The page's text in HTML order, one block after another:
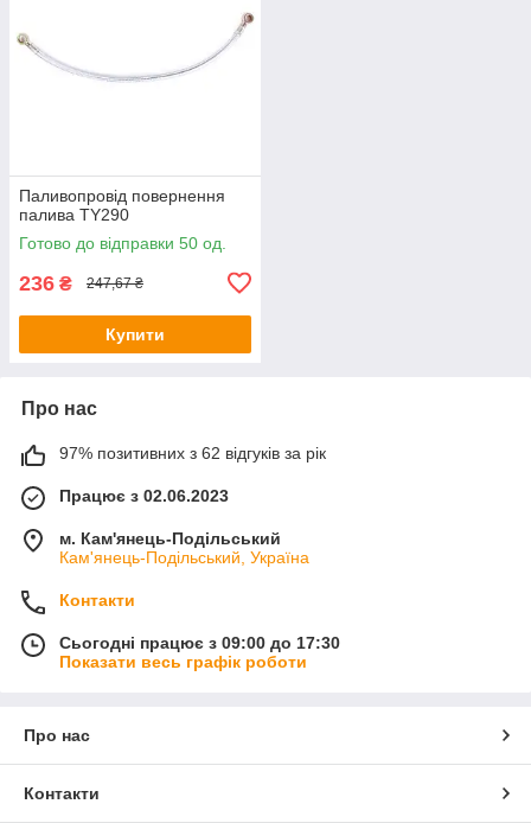
Паливопровід повернення
палива TY290
Готово до відправки 50 од.
236 ₴ 247,67 ₴
Купити
Про нас
97% позитивних з 62 відгуків за рік
Працює з 02.06.2023
м. Кам'янець-Подільський
Кам'янець-Подільський, Україна
Контакти
Сьогодні працює з 09:00 до 17:30
Показати весь графік роботи
Про нас
Контакти